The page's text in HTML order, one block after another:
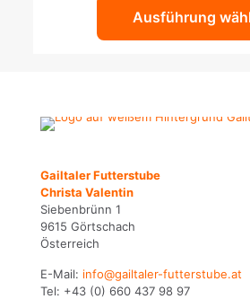
Ausführung
der
Gailtaler Futterstube
Christa Valentin
Siebenbrünn 1
9615 Görtschach
Österreich
E-Mail: info@gailtaler-futterstube.at
Tel: +43 (0) 660 437 98 97